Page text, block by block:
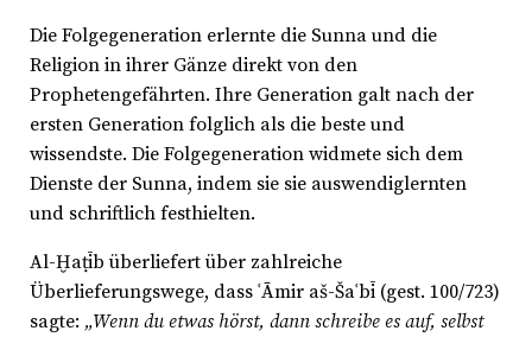
Die Folgegeneration erlernte die Sunna und die
Religion in ihrer Gänze direkt von den
Prophetengefährten. Ihre Generation galt nach der
ersten Generation folglich als die beste und
wissendste. Die Folgegeneration widmete sich dem
Dienste der Sunna, indem sie sie auswendiglernten
und schriftlich festhielten.
Al-Ḫaṭīb überliefert über zahlreiche
Überlieferungswege, dass ʿĀmir aš-Šaʿbī (gest. 100/723)
sagte: „Wenn du etwas hörst, dann schreibe es auf, selbst